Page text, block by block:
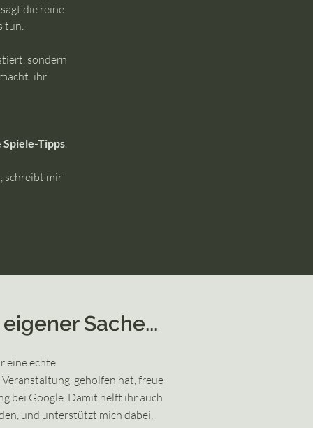
die reine
tun.
sondern
ihr
Spiele-Tipps.
schreibt mir
Sache...
eine echte
geholfen hat, freue
bei Google. Damit helft ihr auch
und unterstützt mich dabei,